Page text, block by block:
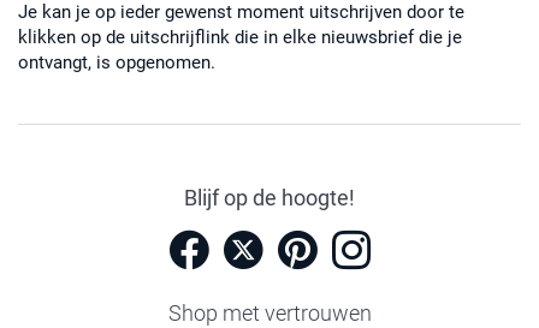
Je kan je op ieder gewenst moment uitschrijven door te
klikken op de uitschrijflink die in elke nieuwsbrief die je
ontvangt, is opgenomen.
Blijf op de hoogte!
Shop met vertrouwen